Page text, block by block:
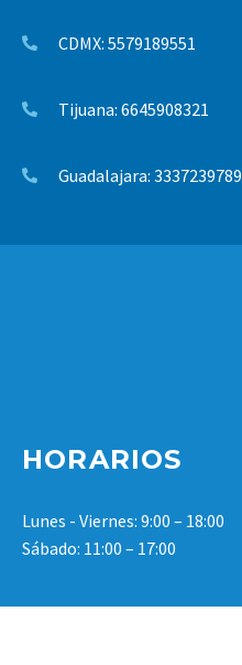
CDMX: 5579189551
Tijuana: 6645908321
Guadalajara: 3337239789
HORARIOS
Lunes - Viernes: 9:00 – 18:00
Sábado: 11:00 – 17:00